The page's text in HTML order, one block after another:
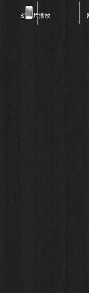
幻灯片播放